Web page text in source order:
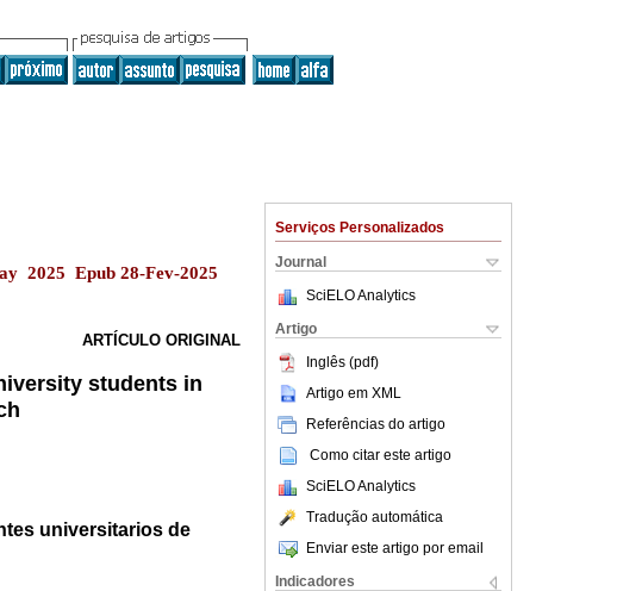
Serviços Personalizados
Journal
SciELO Analytics
Artigo
Inglês (pdf)
Artigo em XML
Referências do artigo
Como citar este artigo
SciELO Analytics
Tradução automática
Enviar este artigo por email
Indicadores
2025 Epub 28-Fev-2025
ARTÍCULO ORIGINAL
students in
universitarios de